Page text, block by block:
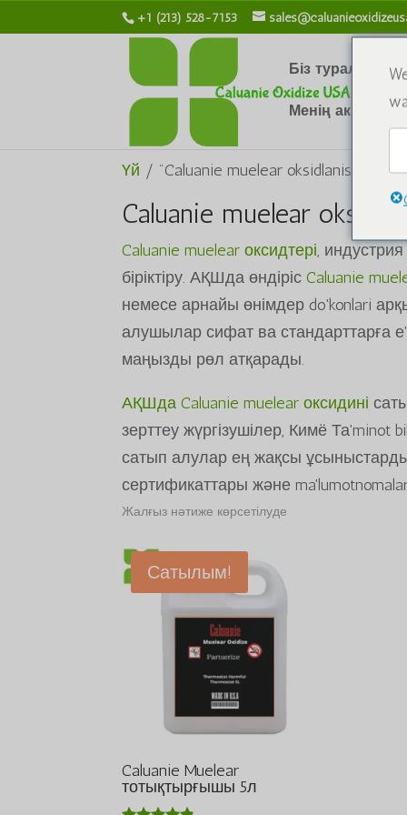
+1 (213) 528-7153
Біз туралы
Менің
Үй / "Caluanie muelear oksidlanishini
Caluanie muelear
Caluanie muelear оксидтері,
біріктіру. АҚШда өндірісCaluanie
немесе арнайы өнімдер do'konlari
алушылар сифат ва стандарттарға
маңызды рөл атқарады.
АҚШда Caluanie muelear оксидині
зерттеу жүргізушілер, Кимё Та'minot
сатып алулар ең жақсы
сертификаттары және
Жалғыз нәтиже көрсетілуде
Сатылым!
Caluanie Muelear
тотықтырғышы 5л